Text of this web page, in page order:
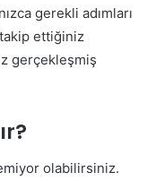
gerekli adımları
takip ettiğiniz
gerçekleşmiş
olabilirsiniz.